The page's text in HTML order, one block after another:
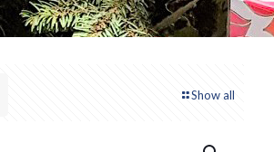
Show all